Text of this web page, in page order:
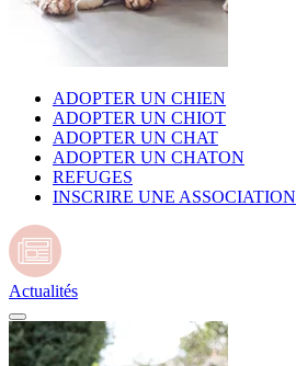
ADOPTER UN CHIEN
ADOPTER UN CHIOT
ADOPTER UN CHAT
ADOPTER UN CHATON
REFUGES
INSCRIRE UNE ASSOCIATION
Actualités